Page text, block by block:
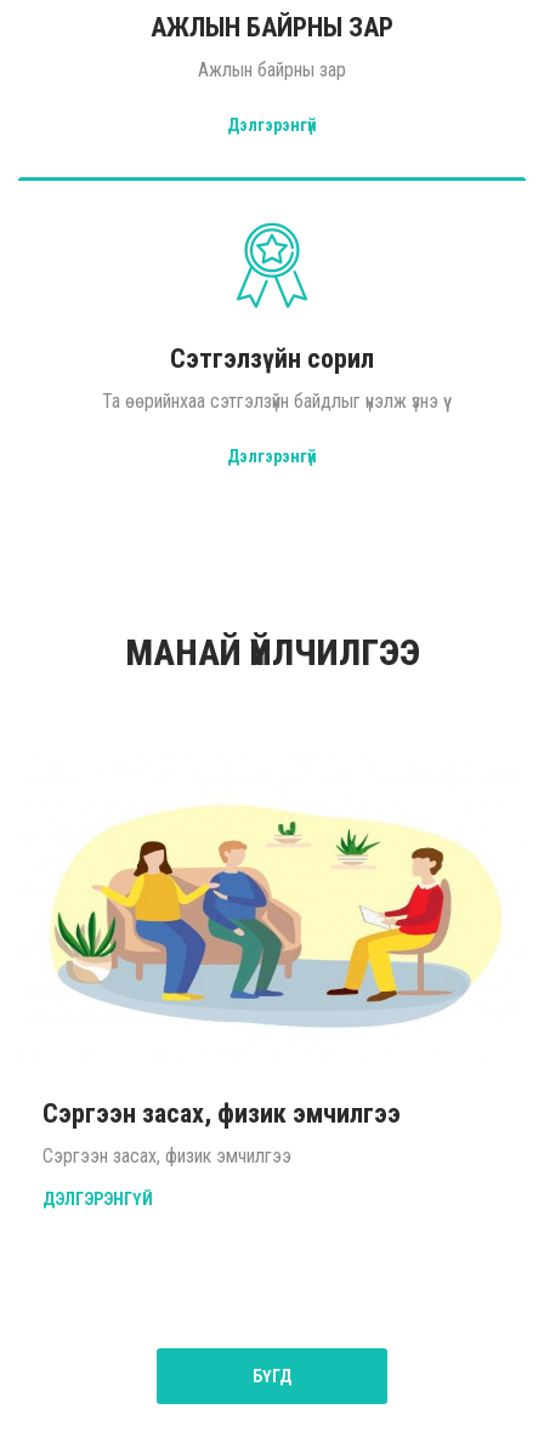
АЖЛЫН БАЙРНЫ ЗАР
Ажлын байрны зар
Дэлгэрэнгүй
Сэтгэлзүйн сорил
Та өөрийнхаа сэтгэлзүйн байдлыг үнэлж үзнэ үү
Дэлгэрэнгүй
МАНАЙ ҮЙЛЧИЛГЭЭ
Сэргээн засах, физик эмчилгээ
Сэргээн засах, физик эмчилгээ
ДЭЛГЭРЭНГҮЙ
БҮГД